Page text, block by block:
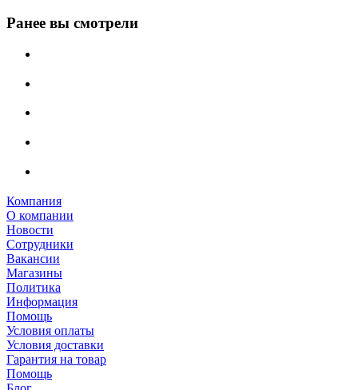
Ранее вы смотрели
Компания
О компании
Новости
Сотрудники
Вакансии
Магазины
Политика
Информация
Помощь
Условия оплаты
Условия доставки
Гарантия на товар
Помощь